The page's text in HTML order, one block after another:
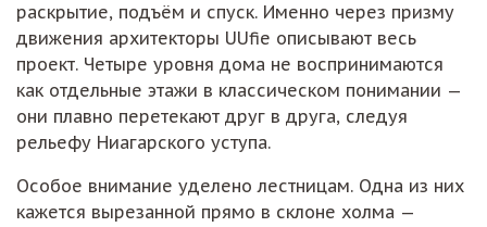
раскрытие, подъём и спуск. Именно через призму
движения архитекторы UUfie описывают весь
проект. Четыре уровня дома не воспринимаются
как отдельные этажи в классическом понимании —
они плавно перетекают друг в друга, следуя
рельефу Ниагарского уступа.
Особое внимание уделено лестницам. Одна из них
кажется вырезанной прямо в склоне холма —